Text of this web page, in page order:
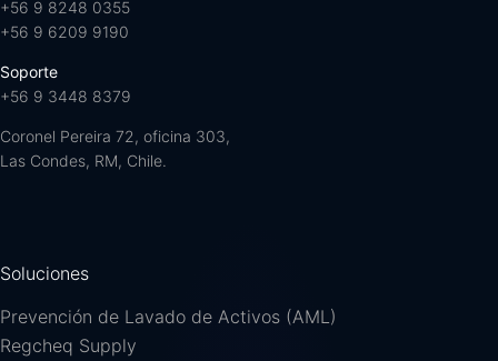
+56 9 8248 0355
+56 9 6209 9190
Soporte
+56 9 3448 8379
Coronel Pereira 72, oficina 303,
Las Condes, RM, Chile.
Soluciones
Prevención de Lavado de Activos (AML)
Regcheq Supply